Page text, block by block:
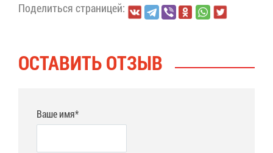
По­де­лить­ся стра­ни­цей:
ОСТА­ВИТЬ ОТ­ЗЫВ
Ваше имя*